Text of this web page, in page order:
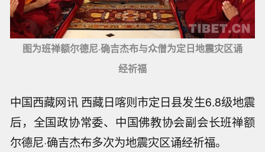
图为班禅额尔德尼·确吉杰布与众僧为定日地震灾区诵
经祈福
中国西藏网讯 西藏日喀则市定日县发生6.8级地震
后，全国政协常委、中国佛教协会副会长班禅额
尔德尼·确吉杰布多次为地震灾区诵经祈福。